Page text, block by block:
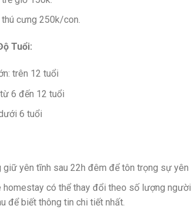
thú cưng 250k/con.
Tuổi:
trên 12 tuổi
6 đến 12 tuổi
6 tuổi
giữ yên tĩnh sau 22h đêm để tôn trọng sự
homestay có thể thay đổi theo số lượng
để biết thông tin chi tiết nhất.